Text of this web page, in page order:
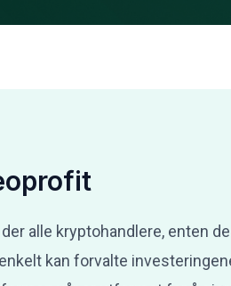
alle kryptohandlere, enten
kan forvalte